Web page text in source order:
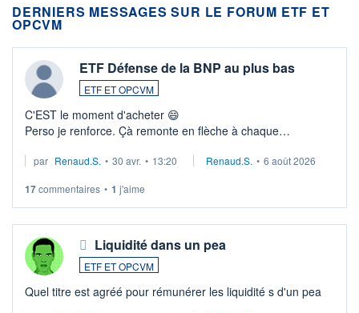
DERNIERS MESSAGES SUR LE FORUM ETF ET
OPCVM
ETF Défense de la BNP au plus bas
ETF ET OPCVM
C'EST le moment d'acheter 😄​
Perso je renforce. Çà remonte en flèche à chaque
Investissement long terme tip top pour sa retraite.
par Renaud.S. • 30 avr. • 13:20 Renaud.S. • 6 août 2026
17commentaires • 1 j'aime
Liquidité dans un pea
ETF ET OPCVM
Quel titre est agréé pour rémunérer les liquidité s d'un pea